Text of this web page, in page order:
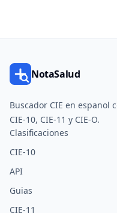
NotaSalud
Buscador CIE en espanol
CIE-10, CIE-11 y CIE-O.
Clasificaciones
CIE-10
API
Guias
CIE-11